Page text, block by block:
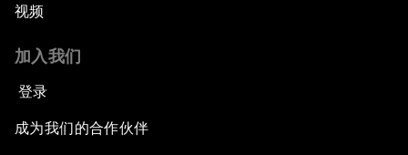
视频
加入我们
登录
成为我们的合作伙伴